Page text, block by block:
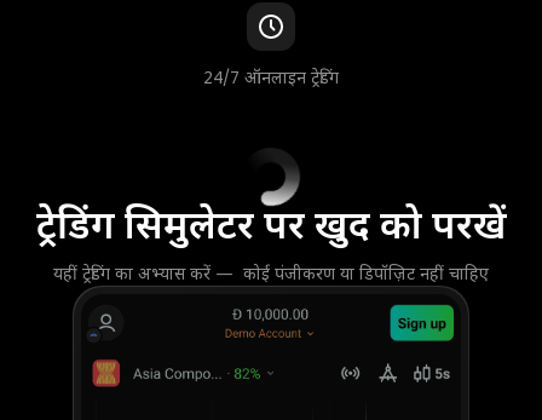
24/7 ऑनलाइन ट्रेडिंग
ट्रेडिंग सिमुलेटर पर खुद को परखें
यहीं ट्रेडिंग का अभ्यास करें — कोई पंजीकरण या डिपॉज़िट नहीं चाहिए